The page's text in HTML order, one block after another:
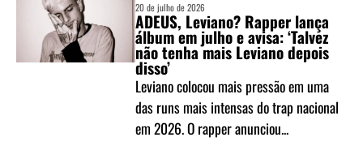
20 de julho de 2026
ADEUS, Leviano? Rapper lança
álbum em julho e avisa: ‘Talvez
não tenha mais Leviano depois
disso’
Leviano colocou mais pressão em uma
das runs mais intensas do trap nacional
em 2026. O rapper anunciou...